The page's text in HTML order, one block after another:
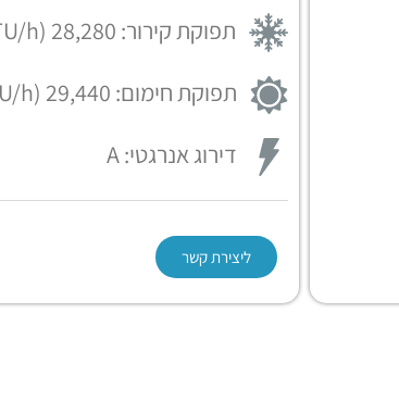
תפוקת קירור: 28,280 (BTU/h)
תפוקת חימום: 29,440 (BTU/h)
דירוג אנרגטי:A
ליצירת קשר